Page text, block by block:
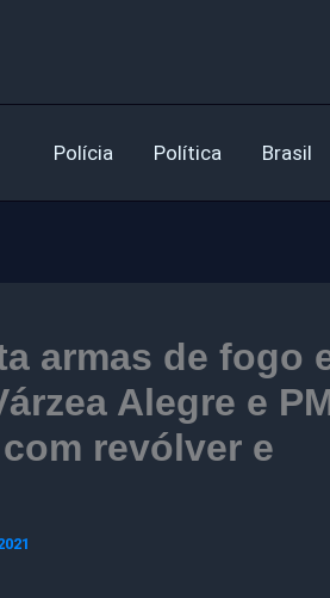
Polícia Política Brasil
armas de fogo
Alegre e
revólver e